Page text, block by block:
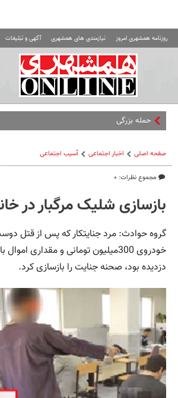
روزنامه همشهری امروز نیازمندی های همشهری آگهی و تبلیغات
حمله بزرگی تو راهه… | کن
صفحه اصلی اخبار اجتماعی آسیب اجتماعی
مجموع نظرات: ۰
بازسازی شلیک مرگبار در
گروه حوادث: مرد جنایتکار که پس از قتل
خودروی 300میلیون تومانی و مقداری
دزدیده بود، صحنه جنایت را بازسازی کرد.